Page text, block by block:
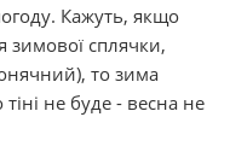
Кажуть, якщо
зимової сплячки,
то зима
не буде - весна не